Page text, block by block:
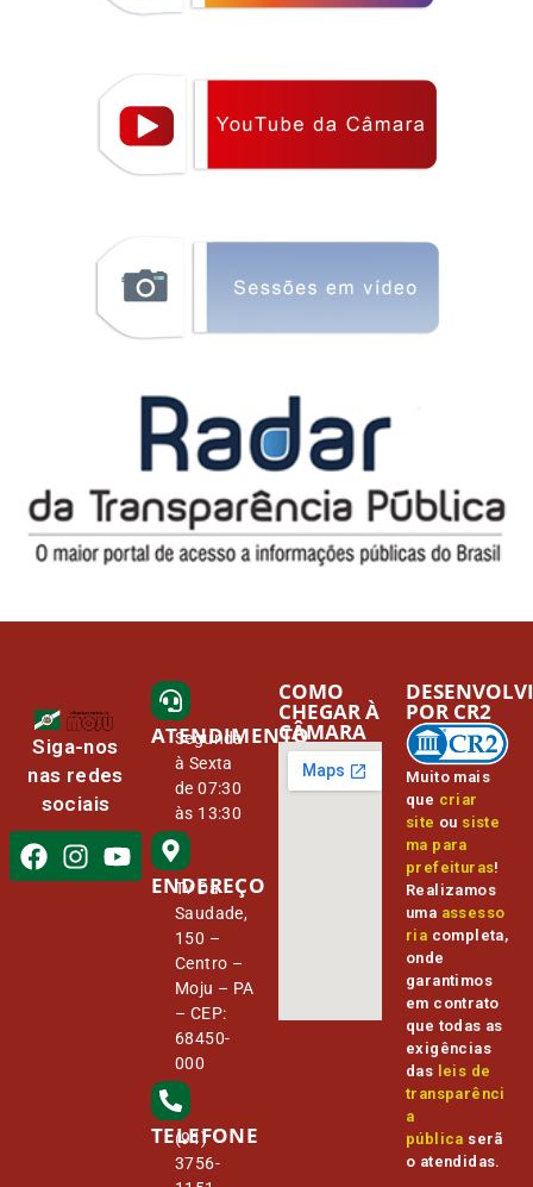
Siga-nos
nas redes
sociais
ATENDIMENTO
Segunda
à Sexta
de 07:30
às 13:30
ENDEREÇO
Tv Da
Saudade,
150 –
Centro –
Moju – PA
– CEP:
68450-
000
TELEFONE
(91)
3756-
COMO
CHEGAR À
CÂMARA
Muito mais
que criar
site ou siste
ma para
prefeituras!
Realizamos
uma assesso
ria completa,
onde
garantimos
em contrato
que todas as
exigências
das leis de
transparênci
a
pública serã
o atendidas.
POR CR2